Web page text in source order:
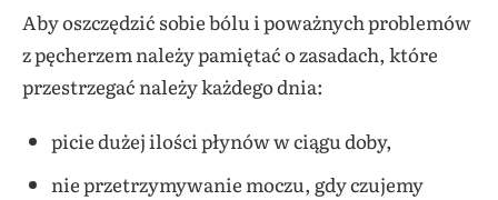
Aby oszczędzić sobie bólu i poważnych problemów
z pęcherzem należy pamiętać o zasadach, które
przestrzegać należy każdego dnia:
picie dużej ilości płynów w ciągu doby,
nie przetrzymywanie moczu, gdy czujemy